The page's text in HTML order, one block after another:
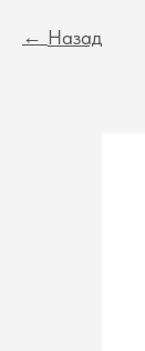
Назад